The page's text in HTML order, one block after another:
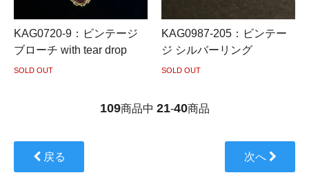
KAG0720-9：ビンテージ
ブローチ with tear drop
SOLD OUT
KAG0987-205：ビンテー
ジ シルバーリング
SOLD OUT
109商品中 21-40商品
戻る 次へ